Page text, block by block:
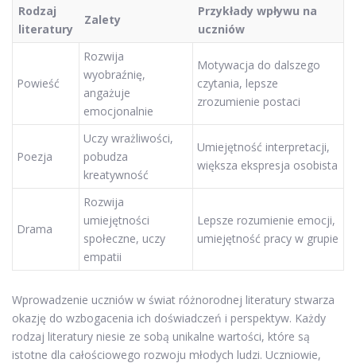
Rodzaj
literatury
Zalety
Przykłady wpływu na
uczniów
Powieść
Rozwija
wyobraźnię,
angażuje
emocjonalnie
Motywacja do dalszego
czytania, lepsze
zrozumienie postaci
Poezja
Uczy wrażliwości,
pobudza
kreatywność
Umiejętność interpretacji,
większa ekspresja osobista
Drama
Rozwija
umiejętności
społeczne, uczy
empatii
Lepsze rozumienie emocji,
umiejętność pracy w grupie
Wprowadzenie uczniów w świat różnorodnej literatury stwarza
okazję do wzbogacenia ich doświadczeń i perspektyw. Każdy
rodzaj literatury niesie ze sobą unikalne wartości, które są
istotne dla całościowego rozwoju młodych ludzi. Uczniowie,